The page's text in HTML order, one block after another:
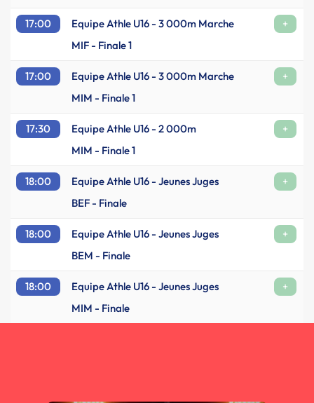
17:00 Equipe Athle U16 - 3 000m Marche
+
MIF - Finale 1
17:00 Equipe Athle U16 - 3 000m Marche
+
MIM - Finale 1
17:30 Equipe Athle U16 - 2 000m
+
MIM - Finale 1
18:00 Equipe Athle U16 - Jeunes Juges
+
BEF - Finale
18:00 Equipe Athle U16 - Jeunes Juges
+
BEM - Finale
18:00 Equipe Athle U16 - Jeunes Juges
+
MIM - Finale